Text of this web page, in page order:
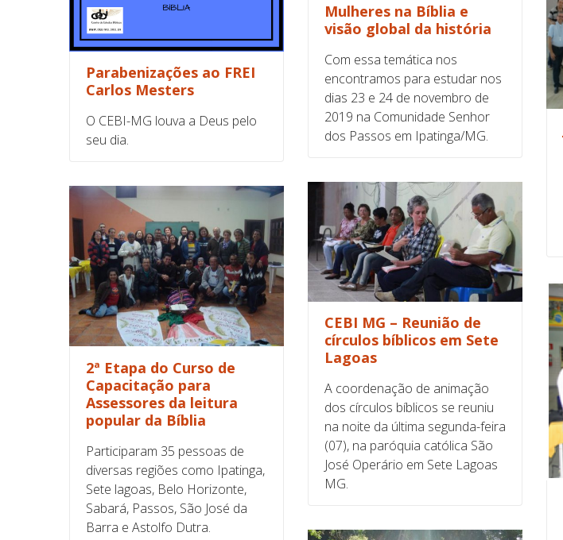
Mulheres na Bíblia e
visão global da história
Com essa temática nos
encontramos para estudar nos
dias 23 e 24 de novembro de
2019 na Comunidade Senhor
dos Passos em Ipatinga/MG.
Parabenizações ao FREI
Carlos Mesters
O CEBI-MG louva a Deus pelo
seu dia.
CEBI MG – Reunião de
círculos bíblicos em Sete
Lagoas
A coordenação de animação
dos círculos bíblicos se reuniu
na noite da última segunda-feira
(07), na paróquia católica São
José Operário em Sete Lagoas
MG.
2ª Etapa do Curso de
Capacitação para
Assessores da leitura
popular da Bíblia
Participaram 35 pessoas de
diversas regiões como Ipatinga,
Sete lagoas, Belo Horizonte,
Sabará, Passos, São José da
Barra e Astolfo Dutra.